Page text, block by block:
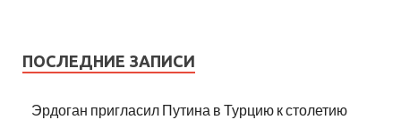
ПОСЛЕДНИЕ ЗАПИСИ
Эрдоган пригласил Путина в Турцию к столетию